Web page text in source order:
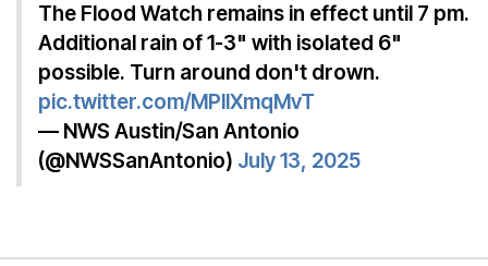
The Flood Watch remains in effect until 7 pm.
Additional rain of 1-3" with isolated 6"
possible. Turn around don't drown.
pic.twitter.com/MPllXmqMvT
— NWS Austin/San Antonio
(@NWSSanAntonio) July 13, 2025